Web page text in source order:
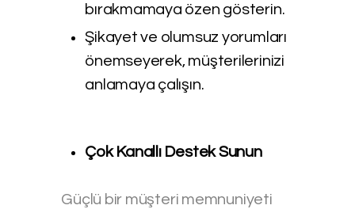
bırakmamaya özen gösterin.
Şikayet ve olumsuz yorumları
önemseyerek, müşterilerinizi
anlamaya çalışın.
Çok Kanallı Destek Sunun
Güçlü bir müşteri memnuniyeti